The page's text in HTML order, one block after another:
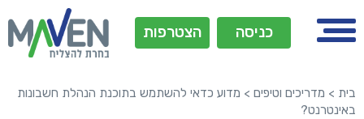
כניסה הצטרפות
בית > מדריכים וטיפים> מדוע כדאי להשתמש בתוכנת הנהלת חשבונות
באינטרנט?